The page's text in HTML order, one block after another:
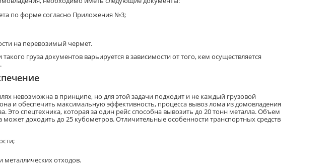
по форме согласно Приложения №3;
на перевозимый чермет.
груза документов варьируется в зависимости от того, кем осуществляется
невозможна в принципе, но для этой задачи подходит и не каждый грузовой
и обеспечить максимальную эффективность, процесса вывоз лома из домовладения
спецтехника, которая за один рейс способна вывозить до 20 тонн металла. Объем
доходить до 25 кубометров. Отличительные особенности транспортных средств
металлических отходов.